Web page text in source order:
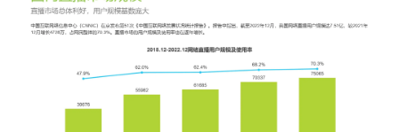
行业洞察
行业报告
新零售资讯